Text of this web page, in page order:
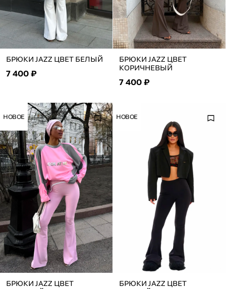
БРЮКИ JAZZ ЦВЕТ БЕЛЫЙ
7 400 ₽
БРЮКИ JAZZ ЦВЕТ
КОРИЧНЕВЫЙ
7 400 ₽
НОВОЕ
БРЮКИ JAZZ ЦВЕТ
НОВОЕ
БРЮКИ JAZZ ЦВЕТ